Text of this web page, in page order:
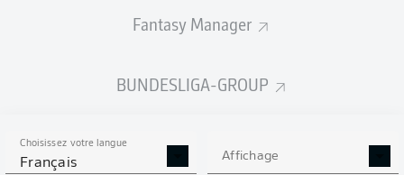
Fantasy Manager
BUNDESLIGA-GROUP
Choisissez votre langue
Français Affichage
0